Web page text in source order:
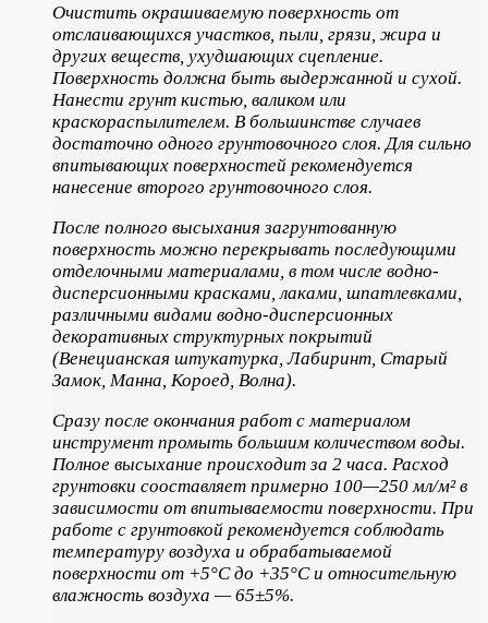
Очистить окрашиваемую поверхность от
отслаивающихся участков, пыли, грязи, жира и
других веществ, ухудшающих сцепление.
Поверхность должна быть выдержанной и сухой.
Нанести грунт кистью, валиком или
краскораспылителем. В большинстве случаев
достаточно одного грунтовочного слоя. Для сильно
впитывающих поверхностей рекомендуется
нанесение второго грунтовочного слоя.
После полного высыхания загрунтованную
поверхность можно перекрывать последующими
отделочными материалами, в том числе водно-
дисперсионными красками, лаками, шпатлевками,
различными видами водно-дисперсионных
декоративных структурных покрытий
(Венецианская штукатурка, Лабиринт, Старый
Замок, Манна, Короед, Волна).
Сразу после окончания работ с материалом
инструмент промыть большим количеством воды.
Полное высыхание происходит за 2 часа. Расход
грунтовки сооставляет примерно 100—250 мл/м² в
зависимости от впитываемости поверхности. При
работе с грунтовкой рекомендуется соблюдать
температуру воздуха и обрабатываемой
поверхности от +5°С до +35°С и относительную
влажность воздуха — 65±5%.